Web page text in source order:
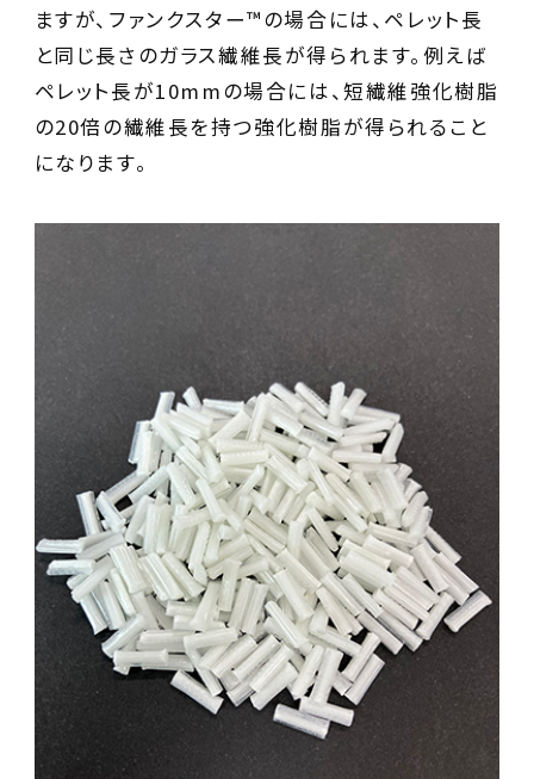
ますが、ファンクスター™の場合には、ペレット長
と同じ長さのガラス繊維長が得られます。例えば
ペレット長が10mmの場合には、短繊維強化樹脂
の20倍の繊維長を持つ強化樹脂が得られること
になります。